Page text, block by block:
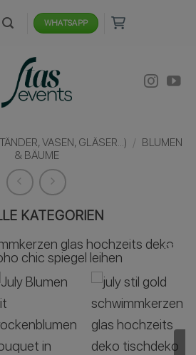
WHATSAPP
VASEN, GLÄSER...) / BLUMEN
& BÄUME
KATEGORIEN